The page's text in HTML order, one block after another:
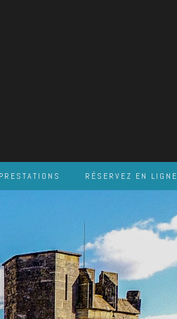
PRESTATIONS RÉSERVEZ EN LIGNE